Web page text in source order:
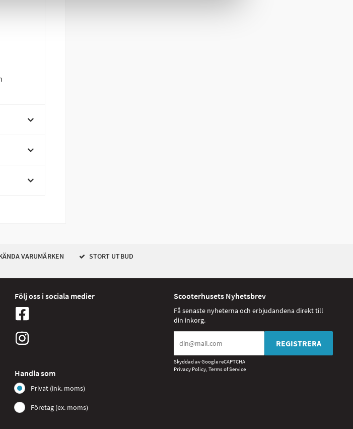
VARUMÄRKEN STORT UTBUD
Följ oss i sociala medier
Handla som
Privat (ink. moms)
Företag (ex. moms)
Scooterhusets Nyhetsbrev
Få senaste nyheterna och erbjudandena direkt till
din inkorg.
REGISTRERA
Skyddad av Google reCAPTCHA
Privacy Policy, Terms of Service